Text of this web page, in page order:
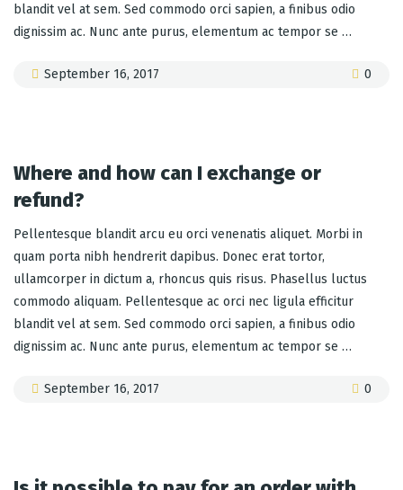
blandit vel at sem. Sed commodo orci sapien, a finibus odio
dignissim ac. Nunc ante purus, elementum ac tempor se …
September 16, 2017 0
Where and how can I exchange or
refund?
Pellentesque blandit arcu eu orci venenatis aliquet. Morbi in
quam porta nibh hendrerit dapibus. Donec erat tortor,
ullamcorper in dictum a, rhoncus quis risus. Phasellus luctus
commodo aliquam. Pellentesque ac orci nec ligula efficitur
blandit vel at sem. Sed commodo orci sapien, a finibus odio
dignissim ac. Nunc ante purus, elementum ac tempor se …
September 16, 2017 0